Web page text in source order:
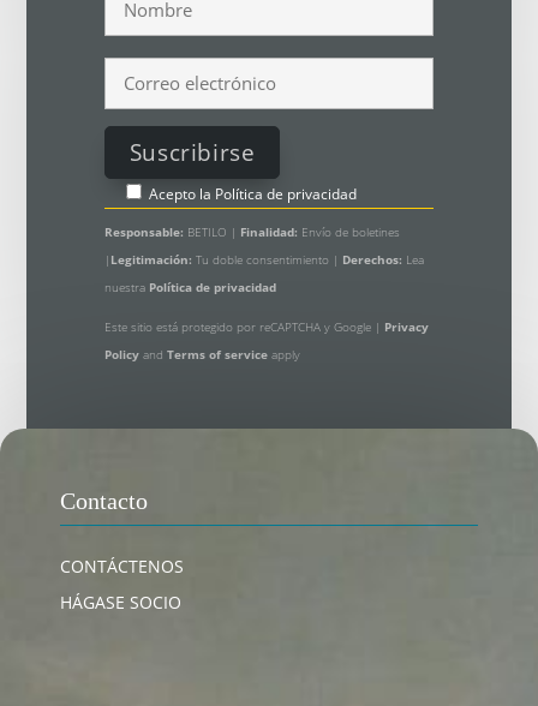
Acepto la Política de privacidad
Responsable: BETILO | Finalidad: Envío de boletines
| Legitimación: Tu doble consentimiento | Derechos: Lea
nuestra Política de privacidad
Este sitio está protegido por reCAPTCHA y Google | Privacy
Policy and Terms of serviceapply
Contacto
CONTÁCTENOS
HÁGASE SOCIO